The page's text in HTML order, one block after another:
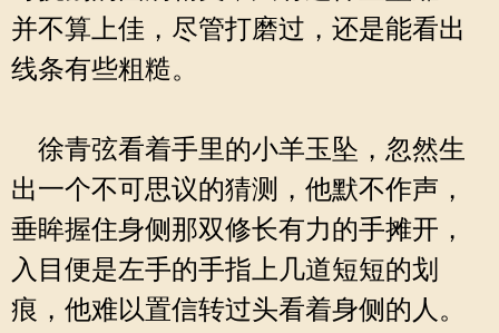
并不算上佳，尽管打磨过，还是能看出
线条有些粗糙。
徐青弦看着手里的小羊玉坠，忽然生
出一个不可思议的猜测，他默不作声，
垂眸握住身侧那双修长有力的手摊开，
入目便是左手的手指上几道短短的划
痕，他难以置信转过头看着身侧的人。